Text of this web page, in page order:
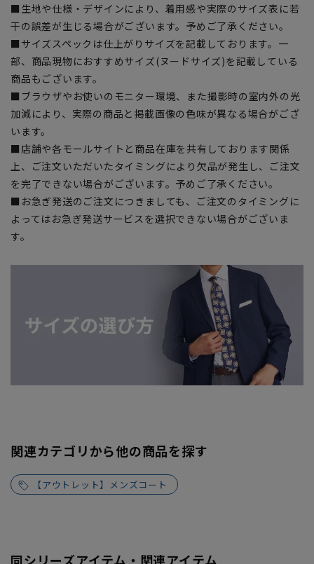
■生地や仕様・デザインにより、着用感や実際のサイズ表に若
干の誤差が生じる場合がございます。予めご了承ください。
■サイズスペックは仕上がりサイズを記載しております。一
部、商品現物におすすめサイズ(ヌードサイズ)を記載している
商品もございます。
■ブラウザやお使いのモニター環境、また撮影時の室内外の光
加減により、実際の商品と掲載画像の色味が異なる場合がござ
います。
■店舗や各モールサイトと商品在庫を共有しております関係
上、ご注文いただいたタイミングにより欠品が発生し、ご注文
を完了できない場合がございます。予めご了承ください。
■お急ぎ発送のご注文につきましても、ご注文のタイミングに
よってはお急ぎ発送サービスを選択できない場合がございま
す。
関連カテゴリから他の商品を探す
【アウトレット】メンズコート
同シリーズアイテム・関連アイテム